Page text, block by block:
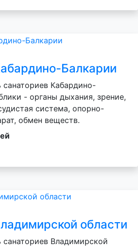
Балкарии
Кабардино-
- органы дыхания, зрение,
система, опорно-
обмен веществ.
области
Владимирской